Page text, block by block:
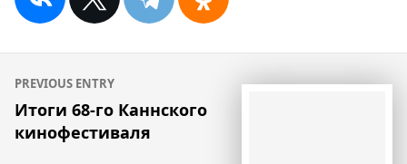
Навигация
по
записям
PREVIOUS ENTRY
Итоги 68-го Каннского
кинофестиваля